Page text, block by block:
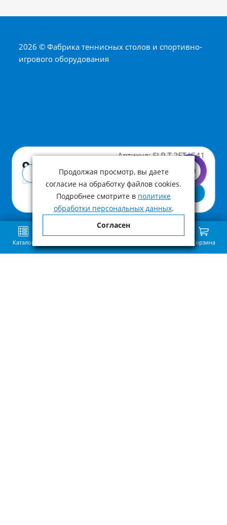
Артикул: SLP-T-2FT-JG41
9 490 ₽
Цена с учетом НДС
В корзину
Купить в 1 клик
2026 © Фабрика теннисных столов и спортивно-
игрового оборудования
Каталог Корзина
Продолжая просмотр, вы даете
согласие на обработку файлов cookies.
Подробнее смотрите в политике
обработки персональных данных.
Согласен